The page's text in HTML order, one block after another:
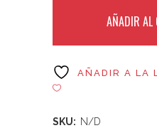
AÑADIR AL
AÑADIR A LA
SKU: N/D